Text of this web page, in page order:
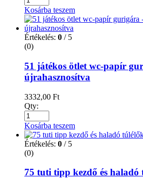
Kosárba teszem
Értékelés: 0 / 5
(0)
51 játékos ötlet wc-papír
újrahasznosítva
3332,00 Ft
Qty:
Kosárba teszem
Értékelés: 0 / 5
(0)
75 tuti tipp kezdő és